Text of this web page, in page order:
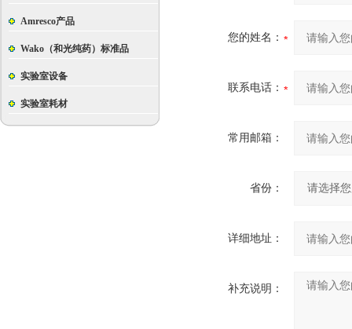
Amresco产品
Wako（和光纯药）标准品
实验室设备
实验室耗材
您的姓名：
联系电话：
常用邮箱：
省份：
详细地址：
补充说明：